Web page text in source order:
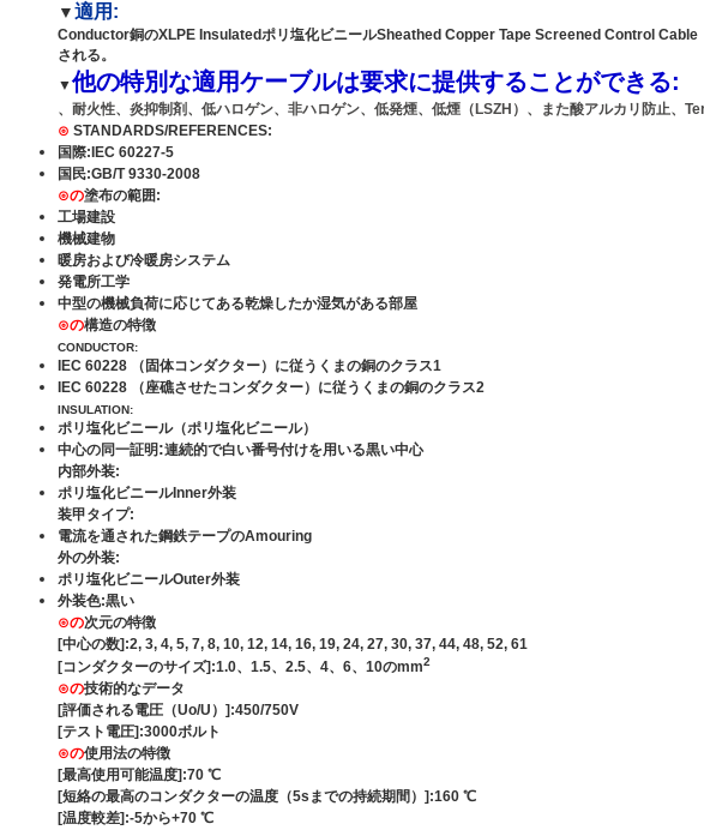
▼適用:
Conductor銅のXLPE Insulatedポリ塩化ビニールSheathed Copper Tape Screened Control Cable
される。
▼他の特別な適用ケーブルは要求に提供することができる:
、耐火性、炎抑制剤、低ハロゲン、非ハロゲン、低発煙、低煙（LSZH）、また酸アルカリ防止、
⊙ STANDARDS/REFERENCES:
国際:IEC 60227-5
国民:GB/T 9330-2008
⊙の塗布の範囲:
工場建設
機械建物
暖房および冷暖房システム
発電所工学
中型の機械負荷に応じてある乾燥したか湿気がある部屋
⊙の構造の特徴
CONDUCTOR:
IEC 60228 （固体コンダクター）に従うくまの銅のクラス1
IEC 60228 （座礁させたコンダクター）に従うくまの銅のクラス2
INSULATION:
ポリ塩化ビニール（ポリ塩化ビニール）
中心の同一証明 :連続的で白い番号付けを用いる黒い中心
内部外装:
ポリ塩化ビニールInner外装
装甲タイプ:
電流を通された鋼鉄テープのAmouring
外の外装:
ポリ塩化ビニールOuter外装
外装色:黒い
⊙の次元の特徴
[中心の数]:2, 3, 4, 5, 7, 8, 10, 12, 14, 16, 19, 24, 27, 30, 37, 44, 48, 52, 61
[コンダクターのサイズ]:1.0、1.5、2.5、4、6、10のmm2
⊙の技術的なデータ
[評価される電圧（Uo/U）]:450/750V
[テスト電圧]:3000ボルト
⊙の使用法の特徴
[最高使用可能温度]:70 ℃
[短絡の最高のコンダクターの温度（5sまでの持続期間）]:160 ℃
[温度較差]:-5から+70 ℃